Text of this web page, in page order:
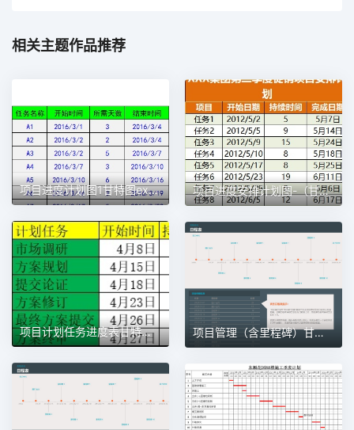
相关主题作品推荐
项目进度计划图1甘特图excel模板 项目进度安排计划图-（甘特图）1甘特图excel模板
项目计划任务进度表甘特图1甘特图excel模板 项目管理（含里程碑）甘特图excel模板